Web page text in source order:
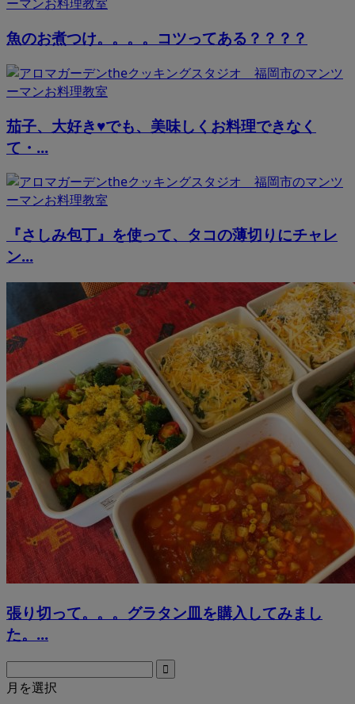
魚のお煮つけ。。。。コツってある？？？？
茄子、大好き♥でも、美味しくお料理できなく
て・...
『さしみ包丁』を使って、タコの薄切りにチャレ
ン...
張り切って。。。グラタン皿を購入してみまし
た。...
月を選択